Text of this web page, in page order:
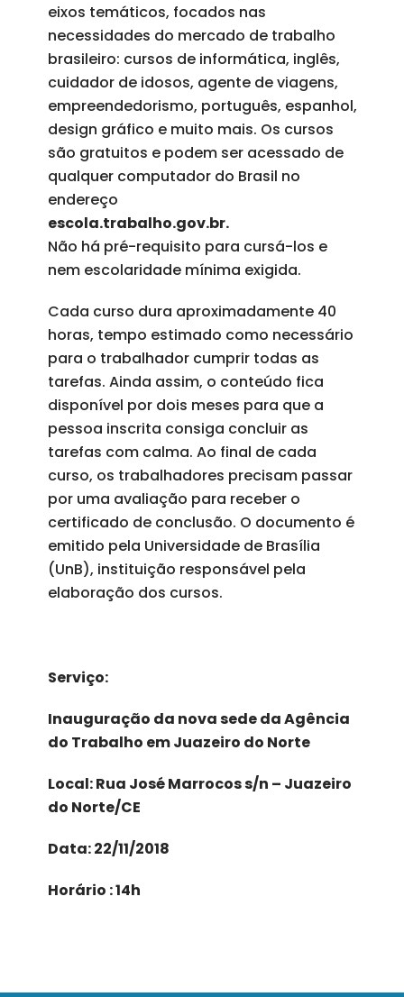
eixos temáticos, focados nas
necessidades do mercado de trabalho
brasileiro: cursos de informática, inglês,
cuidador de idosos, agente de viagens,
empreendedorismo, português, espanhol,
design gráfico e muito mais. Os cursos
são gratuitos e podem ser acessado de
qualquer computador do Brasil no
endereço
escola.trabalho.gov.br.
Não há pré-requisito para cursá-los e
nem escolaridade mínima exigida.
Cada curso dura aproximadamente 40
horas, tempo estimado como necessário
para o trabalhador cumprir todas as
tarefas. Ainda assim, o conteúdo fica
disponível por dois meses para que a
pessoa inscrita consiga concluir as
tarefas com calma. Ao final de cada
curso, os trabalhadores precisam passar
por uma avaliação para receber o
certificado de conclusão. O documento é
emitido pela Universidade de Brasília
(UnB), instituição responsável pela
elaboração dos cursos.
Serviço:
Inauguração da nova sede da Agência
do Trabalho em Juazeiro do Norte
Local: Rua José Marrocos s/n – Juazeiro
do Norte/CE
Data: 22/11/2018
Horário : 14h